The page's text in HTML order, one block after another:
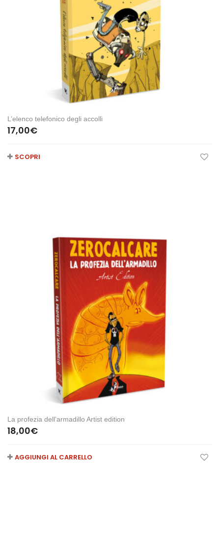
L’elenco telefonico degli accolli
17,00€
SCOPRI
La profezia dell’armadillo Artist edition
18,00€
AGGIUNGI AL CARRELLO